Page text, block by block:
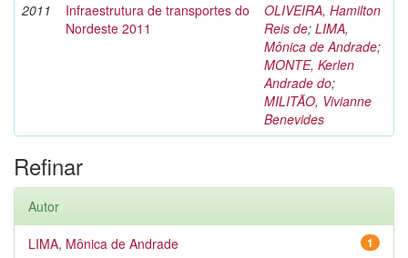
2011
Infraestrutura de transportes do
Nordeste 2011
OLIVEIRA, Hamilton
Reis de; LIMA,
Mônica de Andrade;
MONTE, Kerlen
Andrade do;
MILITÃO, Vivianne
Benevides
Refinar
Autor
1
LIMA, Mônica de Andrade